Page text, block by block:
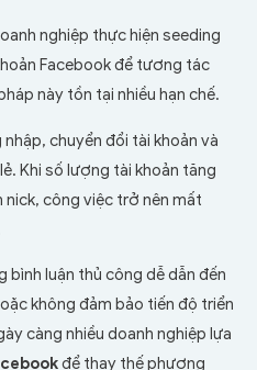
nghiệp thực hiện seeding
Facebook để tương tác
này tồn tại nhiều hạn chế.
chuyển đổi tài khoản và
Khi số lượng tài khoản tăng
nick, công việc trở nên mất
bình luận thủ công dễ dẫn đến
không đảm bảo tiến độ triển
càng nhiều doanh nghiệp lựa
để thay thế phương